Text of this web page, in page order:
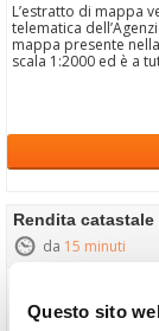
Questo sito
L’estratto di mappa
telematica
mappa presente
scala 1:2000 ed è a
Rendita catastale
da 15 minuti
immobili registrati
calcolare alcune